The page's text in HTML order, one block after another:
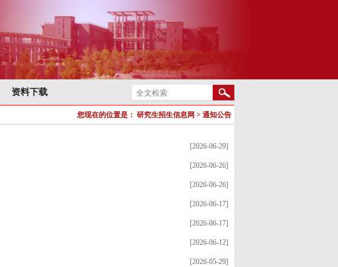
资料下载
您现在的位置是： 研究生招生信息网 > 通知公告
[2026-06-29]
[2026-06-26]
[2026-06-26]
[2026-06-17]
[2026-06-17]
[2026-06-12]
[2026-05-29]